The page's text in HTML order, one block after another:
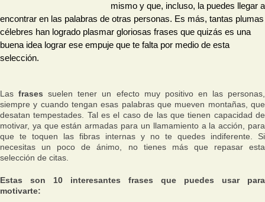
mismo y que, incluso, la puedes llegar a
encontrar en las palabras de otras personas. Es más, tantas plumas
célebres han logrado plasmar gloriosas frases que quizás es una
buena idea lograr ese empuje que te falta por medio de esta
selección.
Lasfrases suelen tener un efecto muy positivo en las personas,
siempre y cuando tengan esas palabras que mueven montañas, que
desatan tempestades. Tal es el caso de las que tienen capacidad de
motivar, ya que están armadas para un llamamiento a la acción, para
que te toquen las fibras internas y no te quedes indiferente. Si
necesitas un poco de ánimo, no tienes más que repasar esta
selección de citas.
Estas son 10 interesantes frases que puedes usar para
motivarte: